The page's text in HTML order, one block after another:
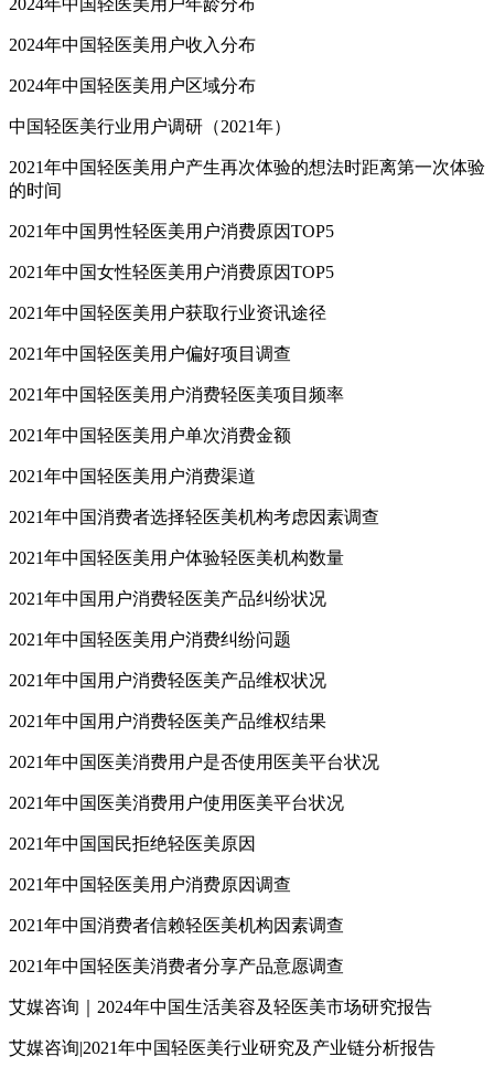
2024年中国轻医美用户年龄分布
2024年中国轻医美用户收入分布
2024年中国轻医美用户区域分布
中国轻医美行业用户调研（2021年）
2021年中国轻医美用户产生再次体验的想法时距离第一次体验
的时间
2021年中国男性轻医美用户消费原因TOP5
2021年中国女性轻医美用户消费原因TOP5
2021年中国轻医美用户获取行业资讯途径
2021年中国轻医美用户偏好项目调查
2021年中国轻医美用户消费轻医美项目频率
2021年中国轻医美用户单次消费金额
2021年中国轻医美用户消费渠道
2021年中国消费者选择轻医美机构考虑因素调查
2021年中国轻医美用户体验轻医美机构数量
2021年中国用户消费轻医美产品纠纷状况
2021年中国轻医美用户消费纠纷问题
2021年中国用户消费轻医美产品维权状况
2021年中国用户消费轻医美产品维权结果
2021年中国医美消费用户是否使用医美平台状况
2021年中国医美消费用户使用医美平台状况
2021年中国国民拒绝轻医美原因
2021年中国轻医美用户消费原因调查
2021年中国消费者信赖轻医美机构因素调查
2021年中国轻医美消费者分享产品意愿调查
艾媒咨询｜2024年中国生活美容及轻医美市场研究报告
艾媒咨询|2021年中国轻医美行业研究及产业链分析报告